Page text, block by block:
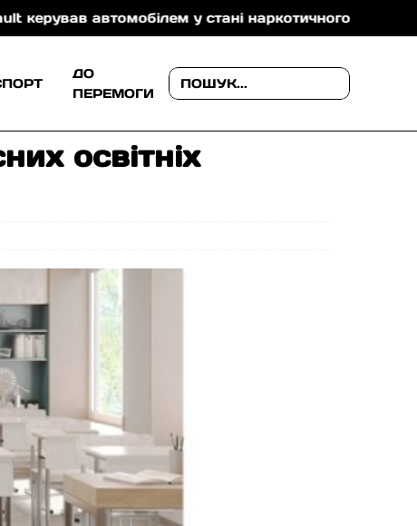
у стані наркотичного сп’яніння
ДО
ПЕРЕМОГИ
освітніх